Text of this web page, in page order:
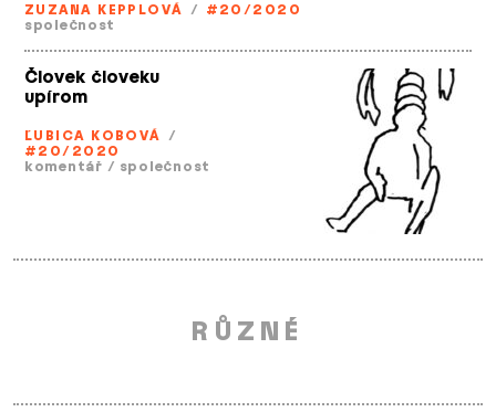
ZUZANA KEPPLOVÁ / #20/2020
společnost
Človek človeku
upírom
ĽUBICA KOBOVÁ /
#20/2020
komentář / společnost
RŮZNÉ